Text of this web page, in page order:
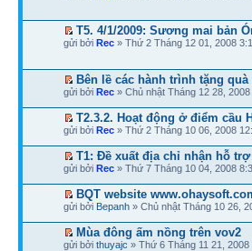
T5. 4/1/2009: Sương mai bản
gửi bởi Rec » Thứ 2 Tháng 12 01, 2008
Bên lề các hành trình tặng quà
gửi bởi Rec » Chủ nhật Tháng 12 28, 2008
T2.3.2. Hoạt động ở điểm cầu
gửi bởi Rec » Thứ 2 Tháng 10 06, 2008
T1: Đề xuất địa chỉ nhận hỗ
gửi bởi Rec » Thứ 7 Tháng 10 04, 2008
BQT website
gửi bởi Bepanh » Chủ nhật Tháng 10 26,
Mùa đông ấm nồng trên vov2
gửi bởi thuyajc » Thứ 6 Tháng 11 21, 2008